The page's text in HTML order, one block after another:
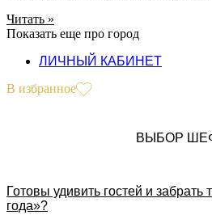
Читать »
Показать еще про город
ЛИЧНЫЙ КАБИНЕТ
В избранное
ВЫБОР
Готовы удивить гостей и
года»?